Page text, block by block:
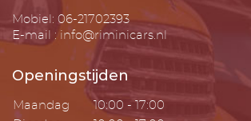
Mobiel: 06-21702393
E-mail : info@riminicars.nl
Openingstijden
Maandag
10:00 - 17:00